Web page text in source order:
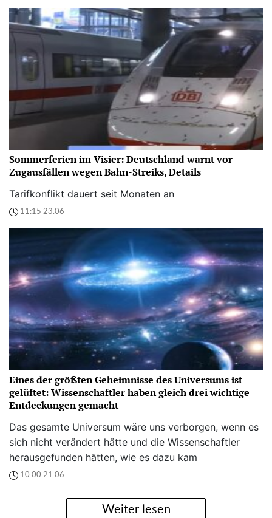
Sommerferien im Visier: Deutschland warnt vor
Zugausfällen wegen Bahn-Streiks, Details
Tarifkonflikt dauert seit Monaten an
11:15 23.06
Eines der größten Geheimnisse des Universums ist
gelüftet: Wissenschaftler haben gleich drei wichtige
Entdeckungen gemacht
Das gesamte Universum wäre uns verborgen, wenn es
sich nicht verändert hätte und die Wissenschaftler
herausgefunden hätten, wie es dazu kam
10:00 21.06
Weiter lesen